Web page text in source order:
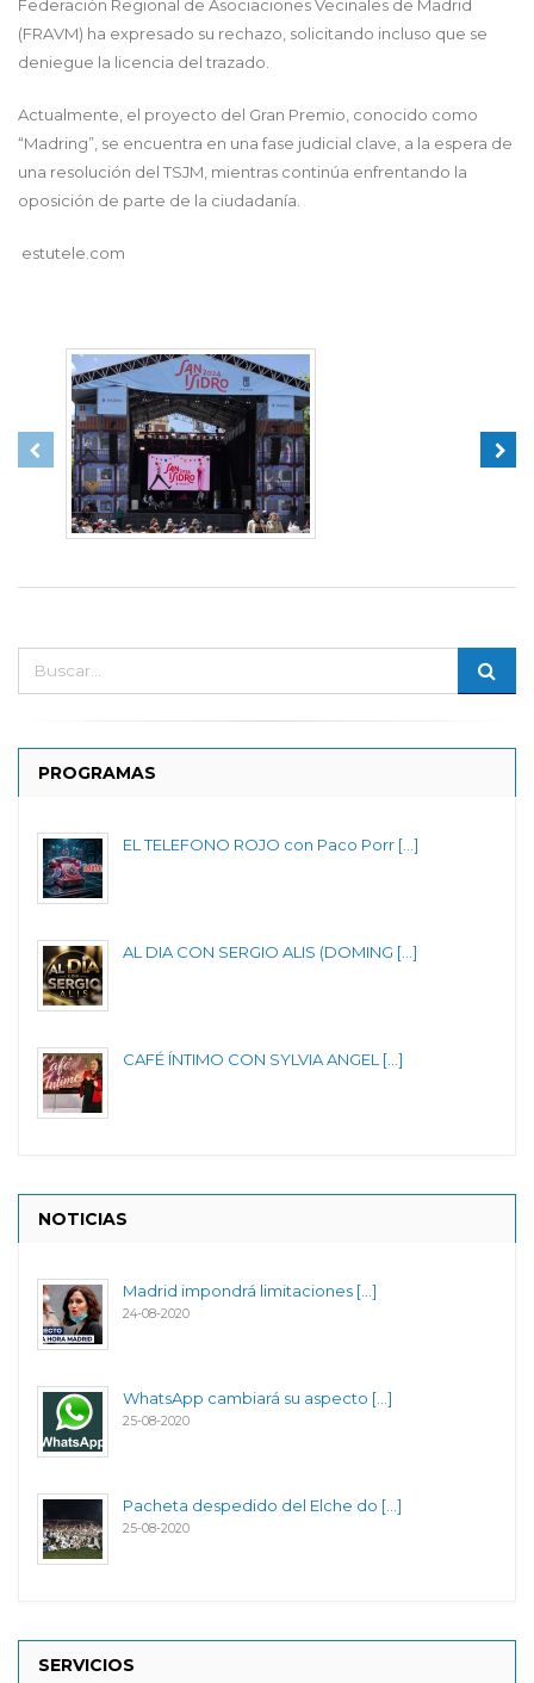
Federación Regional de Asociaciones Vecinales de Madrid
(FRAVM) ha expresado su rechazo, solicitando incluso que se
deniegue la licencia del trazado.
Actualmente, el proyecto del Gran Premio, conocido como
“Madring”, se encuentra en una fase judicial clave, a la espera de
una resolución del TSJM, mientras continúa enfrentando la
oposición de parte de la ciudadanía.
estutele.com
PROGRAMAS
EL TELEFONO ROJO con Paco Porr [...]
AL DIA CON SERGIO ALIS (DOMING [...]
CAFÉ ÍNTIMO CON SYLVIA ANGEL [...]
NOTICIAS
Madrid impondrá limitaciones [...]
24-08-2020
WhatsApp cambiará su aspecto [...]
25-08-2020
Pacheta despedido del Elche do [...]
25-08-2020
SERVICIOS